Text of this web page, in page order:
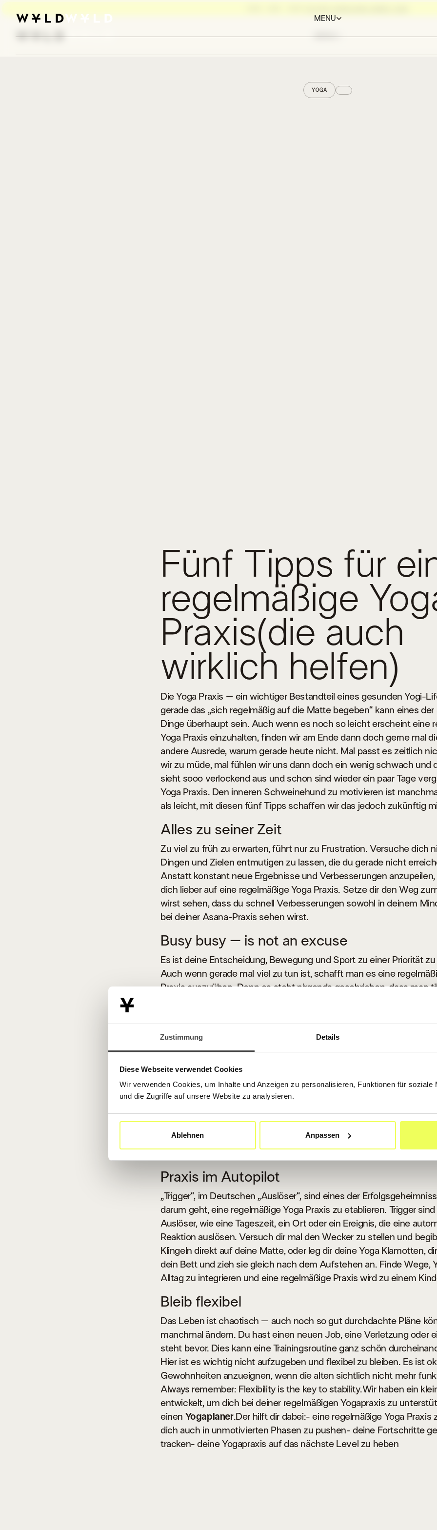
Zustimmung Details
Diese Webseite verwendet Cookies
Wir verwenden Cookies, um Inhalte und Anzeigen zu personalisieren, Funktionen für soziale
und die Zugriffe auf unsere Website zu analysieren.
Ablehnen Anpassen
MENU
MENU
YOGA
Fünf Tipps für
regelmäßige
Praxis(die auch
wirklich helfen)
Die Yoga Praxis – ein wichtiger Bestandteil eines gesunden Yogi-
gerade das „sich regelmäßig auf die Matte begeben“ kann eines
Dinge überhaupt sein. Auch wenn es noch so leicht erscheint eine
Yoga Praxis einzuhalten, finden wir am Ende dann doch gerne mal
andere Ausrede, warum gerade heute nicht. Mal passt es zeitlich
wir zu müde, mal fühlen wir uns dann doch ein wenig schwach und
sieht sooo verlockend aus und schon sind wieder ein paar Tage
Yoga Praxis. Den inneren Schweinehund zu motivieren ist
als leicht, mit diesen fünf Tipps schaffen wir das jedoch zukünftig
Alles zu seiner Zeit
Zu viel zu früh zu erwarten, führt nur zu Frustration. Versuche dich
Dingen und Zielen entmutigen zu lassen, die du gerade nicht
Anstatt konstant neue Ergebnisse und Verbesserungen
dich lieber auf eine regelmäßige Yoga Praxis. Setze dir den Weg
wirst sehen, dass du schnell Verbesserungen sowohl in deinem
bei deiner Asana-Praxis sehen wirst.
Busy busy – is not an excuse
Es ist deine Entscheidung, Bewegung und Sport zu einer Priorität
Auch wenn gerade mal viel zu tun ist, schafft man es eine
Praxis auszuüben. Denn es steht nirgends geschrieben, dass man
Treat yourself
um eine „Belohnung“ dadurch zu bekommen. Yoga gibt uns mehr
uns beweglicher, verhilft uns zu besserem Schlaf und
langfristige Belohnungen, die wir durch eine regelmäßige Yoga
Gerade beim Einführen einer konsequenten Praxis, ist es aber
nach einer erfolgreich abgeschlossenen Einheit. Das können ganz
Praxis im Autopilot
„Trigger“, im Deutschen „Auslöser“, sind eines der
darum geht, eine regelmäßige Yoga Praxis zu etablieren. Trigger
Auslöser, wie eine Tageszeit, ein Ort oder ein Ereignis, die eine
Reaktion auslösen. Versuch dir mal den Wecker zu stellen und
Klingeln direkt auf deine Matte, oder leg dir deine Yoga Klamotten,
dein Bett und zieh sie gleich nach dem Aufstehen an. Finde Wege,
Alltag zu integrieren und eine regelmäßige Praxis wird zu einem
Bleib flexibel
Das Leben ist chaotisch – auch noch so gut durchdachte Pläne
manchmal ändern. Du hast einen neuen Job, eine Verletzung oder
steht bevor. Dies kann eine Trainingsroutine ganz schön
Hier ist es wichtig nicht aufzugeben und flexibel zu bleiben. Es ist
Gewohnheiten anzueignen, wenn die alten sichtlich nicht mehr
Always remember: Flexibility is the key to stability.Wir haben ein
entwickelt, um dich bei deiner regelmäßigen Yogapraxis zu
einen Yogaplaner.Der hilft dir dabei:- eine regelmäßige Yoga Praxis
dich auch in unmotivierten Phasen zu pushen- deine Fortschritte
tracken- deine Yogapraxis auf das nächste Level zu heben